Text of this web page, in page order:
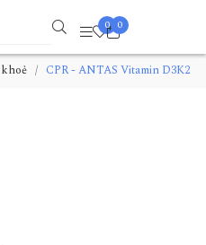
0 0
CPR - ANTAS Vitamin D3K2